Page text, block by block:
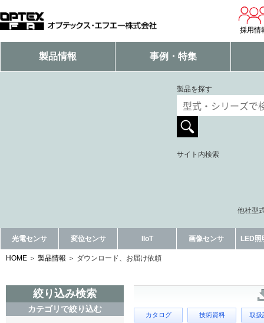
採用情
製品情報 事例・特集
製品を探す
サイト内検索
他社型
光電センサ 変位センサ IIoT 画像センサ LED照
HOME 製品情報 ダウンロード、お届け依頼
絞り込み検索
カテゴリで絞り込む
カタログ 技術資料 取扱